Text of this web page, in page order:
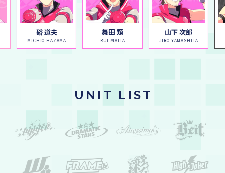
硲 道夫
MICHIO HAZAMA
舞田 類
RUI MAITA
山下 次郎
JIRO YAMASHITA
UNIT LIST